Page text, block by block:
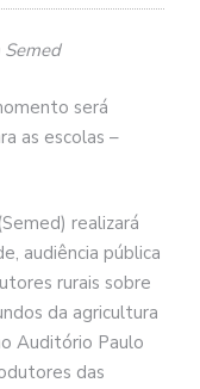
será
as escolas –
realizará
audiência pública
rurais sobre
da agricultura
Auditório Paulo
das